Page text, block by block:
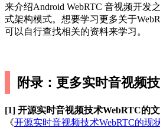
来介绍Android WebRTC 音视频开发
式架构模式。想要学习更多关于
可以自行查找相关的资料来学习。
附录：更多实时音视频
[1] 开源实时音视频技术WebRTC的文
《开源实时音视频技术WebRTC的现